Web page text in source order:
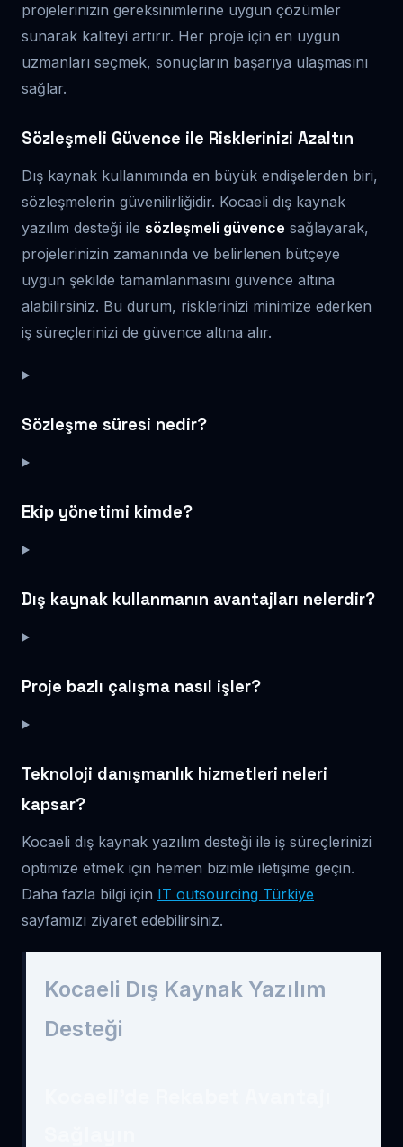
projelerinizin gereksinimlerine uygun çözümler
sunarak kaliteyi artırır. Her proje için en uygun
uzmanları seçmek, sonuçların başarıya ulaşmasını
sağlar.
Sözleşmeli Güvence ile Risklerinizi Azaltın
Dış kaynak kullanımında en büyük endişelerden biri,
sözleşmelerin güvenilirliğidir. Kocaeli dış kaynak
yazılım desteği ile sözleşmeli güvence sağlayarak,
projelerinizin zamanında ve belirlenen bütçeye
uygun şekilde tamamlanmasını güvence altına
alabilirsiniz. Bu durum, risklerinizi minimize ederken
iş süreçlerinizi de güvence altına alır.
Sözleşme süresi nedir?
Ekip yönetimi kimde?
Dış kaynak kullanmanın avantajları nelerdir?
Proje bazlı çalışma nasıl işler?
Teknoloji danışmanlık hizmetleri neleri
kapsar?
Kocaeli dış kaynak yazılım desteği ile iş süreçlerinizi
optimize etmek için hemen bizimle iletişime geçin.
Daha fazla bilgi için IT outsourcing Türkiye
sayfamızı ziyaret edebilirsiniz.
Kocaeli Dış Kaynak Yazılım
Desteği